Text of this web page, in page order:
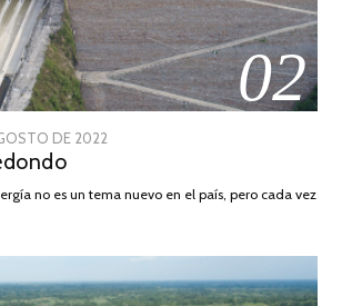
02
DE 2022
DE
no es un tema nuevo en el país, pero cada vez